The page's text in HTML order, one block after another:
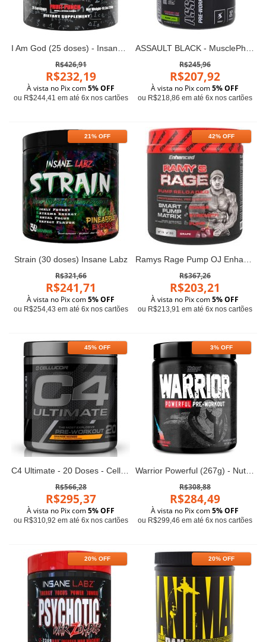
I Am God (25 doses) - Insane Labz
R$426,91
R$232,19
À vista no Pix com5% OFF
ou R$244,41 em até 6x nos cartões
ASSAULT BLACK - MusclePharm (372g)
R$245,96
R$207,92
À vista no Pix com5% OFF
ou R$218,86 em até 6x nos cartões
21% OFF
Strain (30 doses) Insane Labz
R$321,66
R$241,71
À vista no Pix com5% OFF
ou R$254,43 em até 6x nos cartões
42% OFF
Ramys Rage Pump OJ Enhanced
R$367,26
R$203,21
À vista no Pix com5% OFF
ou R$213,91 em até 6x nos cartões
45% OFF
C4 Ultimate - 20 Doses - Cellucor
R$566,28
R$295,37
À vista no Pix com5% OFF
ou R$310,92 em até 6x nos cartões
3% OFF
Warrior Powerful (267g) - Nutrex
R$308,88
R$284,49
À vista no Pix com5% OFF
ou R$299,46 em até 6x nos cartões
20% OFF 20% OFF